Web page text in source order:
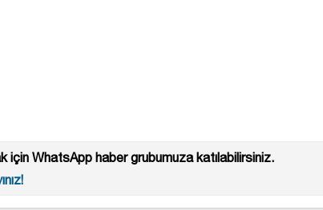
için WhatsApp haber grubumuza katılabilirsiniz.